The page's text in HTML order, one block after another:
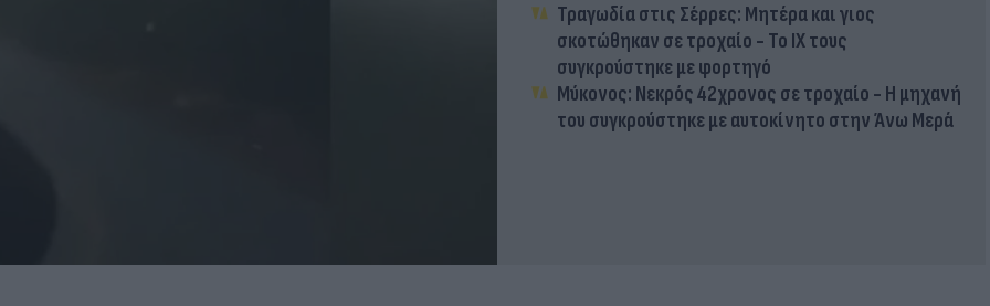
Τραγωδία στις Σέρρες: Μητέρα και γιος
σκοτώθηκαν σε τροχαίο - Το ΙΧ τους
συγκρούστηκε με φορτηγό
Μύκονος: Νεκρός 42χρονος σε τροχαίο - Η μηχανή
του συγκρούστηκε με αυτοκίνητο στην Άνω Μερά